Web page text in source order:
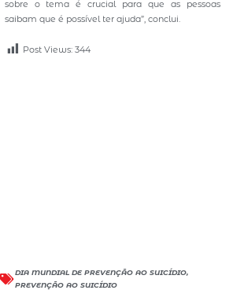
sobre o tema é crucial para que as pessoas
saibam que é possível ter ajuda”, conclui.
Post Views: 344
DIA MUNDIAL DE PREVENÇÃO AO SUICÍDIO,
PREVENÇÃO AO SUICÍDIO